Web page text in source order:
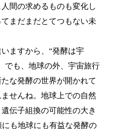
間の求めるものも変化し
まだまだとてつもない未
ますから、“発酵は宇
でも、地球の外、宇宙旅行
な発酵の世界が開かれて
せんね。地球上での自然
伝子組換の可能性の大き
も地球にも有益な発酵の